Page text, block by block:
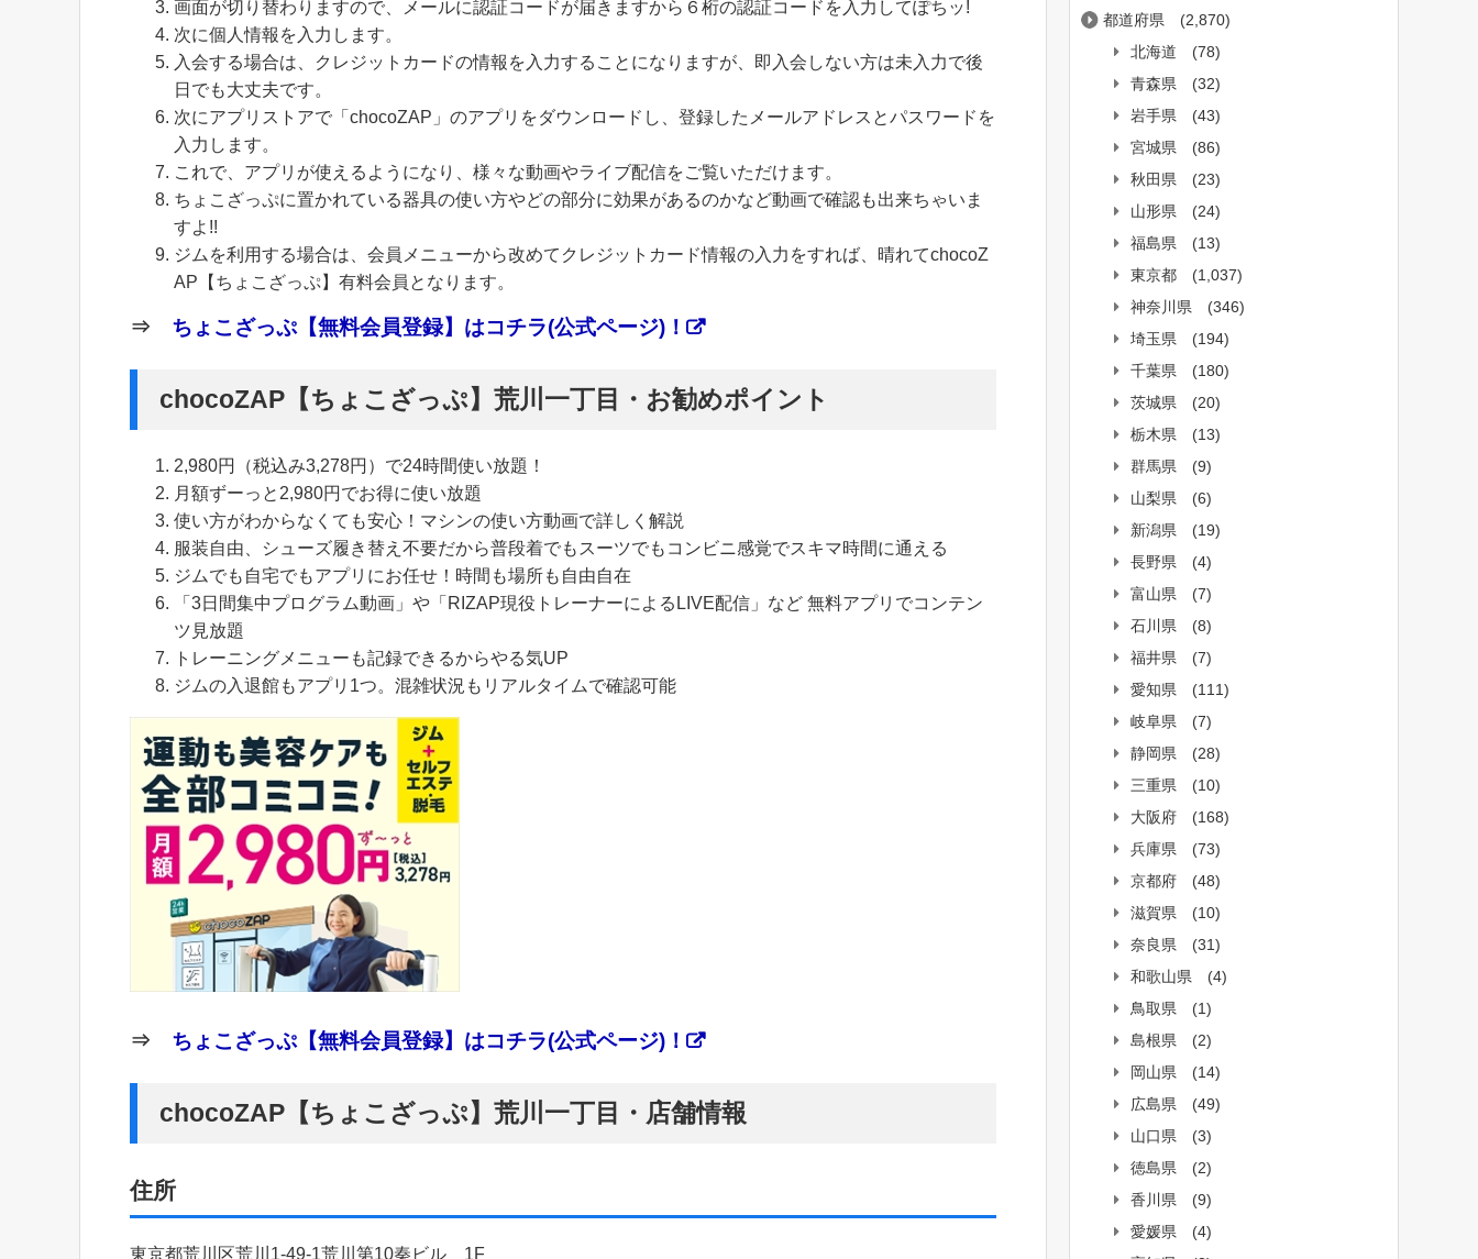
画面が切り替わりますので、メールに認証コードが届きますから６桁の認証コードを入力してぽちッ!
次に個人情報を入力します。
入会する場合は、クレジットカードの情報を入力することになりますが、即入会しない方は未入力で後
日でも大丈夫です。
次にアプリストアで「chocoZAP」のアプリをダウンロードし、登録したメールアドレスとパスワードを
入力します。
これで、アプリが使えるようになり、様々な動画やライブ配信をご覧いただけます。
ちょこざっぷに置かれている器具の使い方やどの部分に効果があるのかなど動画で確認も出来ちゃいま
すよ!!
ジムを利用する場合は、会員メニューから改めてクレジットカード情報の入力をすれば、晴れてchocoZ
AP【ちょこざっぷ】有料会員となります。
⇒ ちょこざっぷ【無料会員登録】はコチラ(公式ページ)！
chocoZAP【ちょこざっぷ】荒川一丁目・お勧めポイント
2,980円（税込み3,278円）で24時間使い放題！
月額ずーっと2,980円でお得に使い放題
使い方がわからなくても安心！マシンの使い方動画で詳しく解説
服装自由、シューズ履き替え不要だから普段着でもスーツでもコンビニ感覚でスキマ時間に通える
ジムでも自宅でもアプリにお任せ！時間も場所も自由自在
「3日間集中プログラム動画」や「RIZAP現役トレーナーによるLIVE配信」など 無料アプリでコンテン
ツ見放題
トレーニングメニューも記録できるからやる気UP
ジムの入退館もアプリ1つ。混雑状況もリアルタイムで確認可能
⇒ ちょこざっぷ【無料会員登録】はコチラ(公式ページ)！
chocoZAP【ちょこざっぷ】荒川一丁目・店舗情報
住所
東京都荒川区荒川1-49-1荒川第10秦ビル 1F
都道府県
(2,870)
北海道
(78)
青森県
(32)
岩手県
(43)
宮城県
(86)
秋田県
(23)
山形県
(24)
福島県
(13)
東京都
(1,037)
神奈川県
(346)
埼玉県
(194)
千葉県
(180)
茨城県
(20)
栃木県
(13)
群馬県
(9)
山梨県
(6)
新潟県
(19)
長野県
(4)
富山県
(7)
石川県
(8)
福井県
(7)
愛知県
(111)
岐阜県
(7)
静岡県
(28)
三重県
(10)
大阪府
(168)
兵庫県
(73)
京都府
(48)
滋賀県
(10)
奈良県
(31)
和歌山県
(4)
鳥取県
(1)
島根県
(2)
岡山県
(14)
広島県
(49)
山口県
(3)
徳島県
(2)
香川県
(9)
愛媛県
(4)